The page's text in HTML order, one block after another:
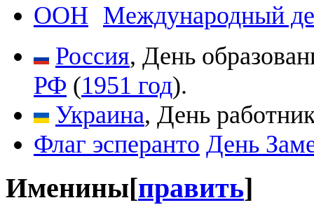
Международный
Россия, День
РФ (1951 год).
Украина, День
Флаг эсперанто День
Именины[править]